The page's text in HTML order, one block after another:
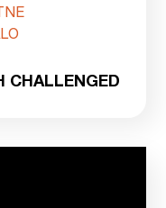
CHALLENGED